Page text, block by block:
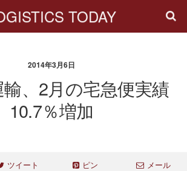
TODAY
2014年3月6日
、2月の宅急便実績
10.7％増加
ツイート ピン メール